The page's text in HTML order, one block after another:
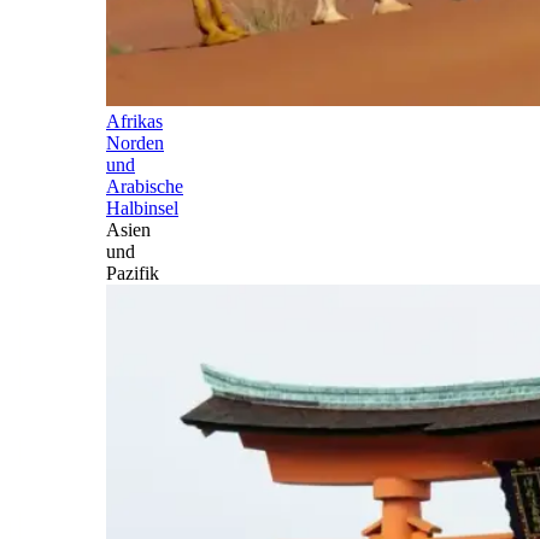
Afrikas
Norden
und
Arabische
Halbinsel
Asien
und
Pazifik